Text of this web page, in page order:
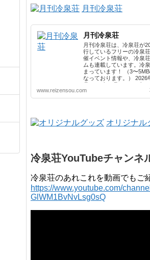
月刊冷泉荘
月刊冷泉荘
月刊冷泉荘は、冷泉荘が
行しているフリーの冷泉
催イベント情報や、冷泉
ムも連載しています。冷
まっています！ （3〜
なっております。） 2026
2025年 3月 2023年 4月 〜
年 4月 〜 2023年 3月
年 4月 〜 2018年 3月
3月 2015年 4月 〜 2016年
www.reizensou.com
オリジナル
冷泉荘YouTubeチャンネ
冷泉荘のあれこれを動画でもご
https://www.youtube.com/
GlWM1BvNvLsg0sQ